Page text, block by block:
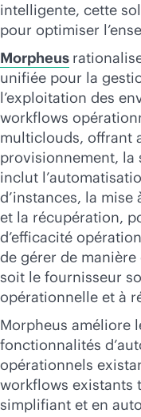
intelligente, cette
pour optimiser
Morpheus
unifiée pour la
l’exploitation des
workflows
multiclouds, offrant
provisionnement, la
inclut
d’instances, la mise
et la récupération,
d’efficacité
de gérer de
soit le fournisseur
opérationnelle et à
Morpheus améliore
fonctionnalités
opérationnels
workflows existants
simplifiant et en